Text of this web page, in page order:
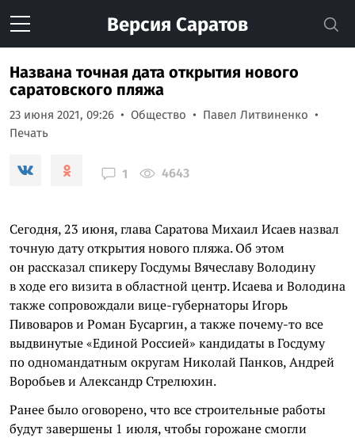
Версия Саратов
Названа точная дата открытия нового
саратовского пляжа
23 июня 2021, 09:26 Общество
Павел Литвиненко
Печать
1 4643
Сегодня, 23 июня, глава Саратова Михаил Исаев назвал
точную дату открытия нового пляжа. Об этом
он рассказал спикеру Госдумы Вячеславу Володину
в ходе его визита в областной центр. Исаева и Володина
также сопровождали вице-губернаторы Игорь
Пивоваров и Роман Бусаргин, а также почему-то все
выдвинутые «Единой Россией» кандидаты в Госдуму
по одномандатным округам Николай Панков, Андрей
Воробьев и Александр Стрелюхин.
Ранее было оговорено, что все строительные работы
будут завершены 1 июля, чтобы горожане смогли